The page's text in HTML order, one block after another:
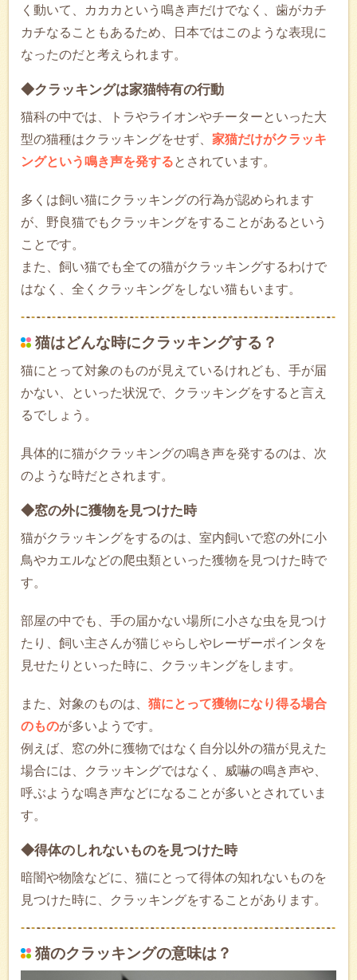
く動いて、カカカという鳴き声だけでなく、歯がカチ
カチなることもあるため、日本ではこのような表現に
なったのだと考えられます。
◆クラッキングは家猫特有の行動
猫科の中では、トラやライオンやチーターといった大
型の猫種はクラッキングをせず、 家猫だけがクラッキ
ングという鳴き声を発するとされています。
多くは飼い猫にクラッキングの行為が認められます
が、野良猫でもクラッキングをすることがあるという
ことです。
また、飼い猫でも全ての猫がクラッキングするわけで
はなく、全くクラッキングをしない猫もいます。
猫はどんな時にクラッキングする？
猫にとって対象のものが見えているけれども、手が届
かない、といった状況で、クラッキングをすると言え
るでしょう。
具体的に猫がクラッキングの鳴き声を発するのは、次
のような時だとされます。
◆窓の外に獲物を見つけた時
猫がクラッキングをするのは、室内飼いで窓の外に小
鳥やカエルなどの爬虫類といった獲物を見つけた時で
す。
部屋の中でも、手の届かない場所に小さな虫を見つけ
たり、飼い主さんが猫じゃらしやレーザーポインタを
見せたりといった時に、クラッキングをします。
また、対象のものは、 猫にとって獲物になり得る場合
のものが多いようです。
例えば、窓の外に獲物ではなく自分以外の猫が見えた
場合には、クラッキングではなく、威嚇の鳴き声や、
呼ぶような鳴き声などになることが多いとされていま
す。
◆得体のしれないものを見つけた時
暗闇や物陰などに、猫にとって得体の知れないものを
見つけた時に、クラッキングをすることがあります。
猫のクラッキングの意味は？